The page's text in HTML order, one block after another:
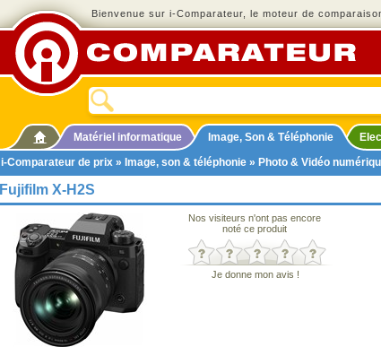
Bienvenue sur i-Comparateur, le moteur de
Matériel informatique Image, Son & Téléphonie
i-Comparateur de prix » Image, son & téléphonie » Photo & Vidéo
Fujifilm X-H2S
Nos visiteurs n'ont pas encore
noté ce produit
Je donne mon avis !